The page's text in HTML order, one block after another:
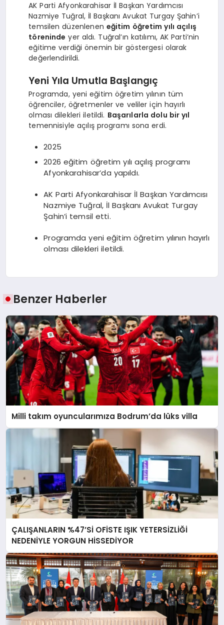
AK Parti Afyonkarahisar İl Başkan Yardımcısı
Nazmiye Tuğral, İl Başkanı Avukat Turgay Şahin’i
temsilen düzenlenen eğitim öğretim yılı açılış
töreninde yer aldı. Tuğral’ın katılımı, AK Parti’nin
eğitime verdiği önemin bir göstergesi olarak
değerlendirildi.
Yeni Yıla Umutla Başlangıç
Programda, yeni eğitim öğretim yılının tüm
öğrenciler, öğretmenler ve veliler için hayırlı
olması dilekleri iletildi. Başarılarla dolu bir yıl
temennisiyle açılış programı sona erdi.
2025
2026 eğitim öğretim yılı açılış programı
Afyonkarahisar’da yapıldı.
AK Parti Afyonkarahisar İl Başkan Yardımcısı
Nazmiye Tuğral, İl Başkanı Avukat Turgay
Şahin’i temsil etti.
Programda yeni eğitim öğretim yılının hayırlı
olması dilekleri iletildi.
Benzer Haberler
Milli takım oyuncularımıza Bodrum’da lüks villa
ÇALIŞANLARIN %47’Sİ OFİSTE IŞIK YETERSİZLİĞİ
NEDENİYLE YORGUN HİSSEDİYOR